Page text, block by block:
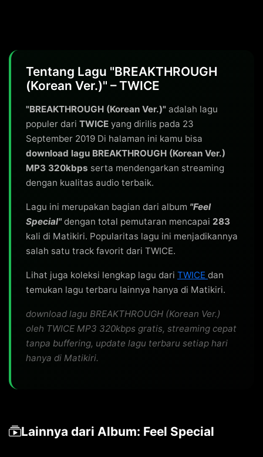
Tentang Lagu "BREAKTHROUGH
(Korean Ver.)" – TWICE
"BREAKTHROUGH (Korean Ver.)" adalah lagu
populer dari TWICE yang dirilis pada 23
September 2019 Di halaman ini kamu bisa
download lagu BREAKTHROUGH (Korean Ver.)
MP3 320kbps serta mendengarkan streaming
dengan kualitas audio terbaik.
Lagu ini merupakan bagian dari album "Feel
Special"dengan total pemutaran mencapai 283
kali di Matikiri. Popularitas lagu ini menjadikannya
salah satu track favorit dari TWICE.
Lihat juga koleksi lengkap lagu dari TWICE dan
temukan lagu terbaru lainnya hanya di Matikiri.
download lagu BREAKTHROUGH (Korean Ver.)
oleh TWICE MP3 320kbps gratis, streaming cepat
tanpa buffering, update lagu terbaru setiap hari
hanya di Matikiri.
Lainnya dari Album: Feel Special